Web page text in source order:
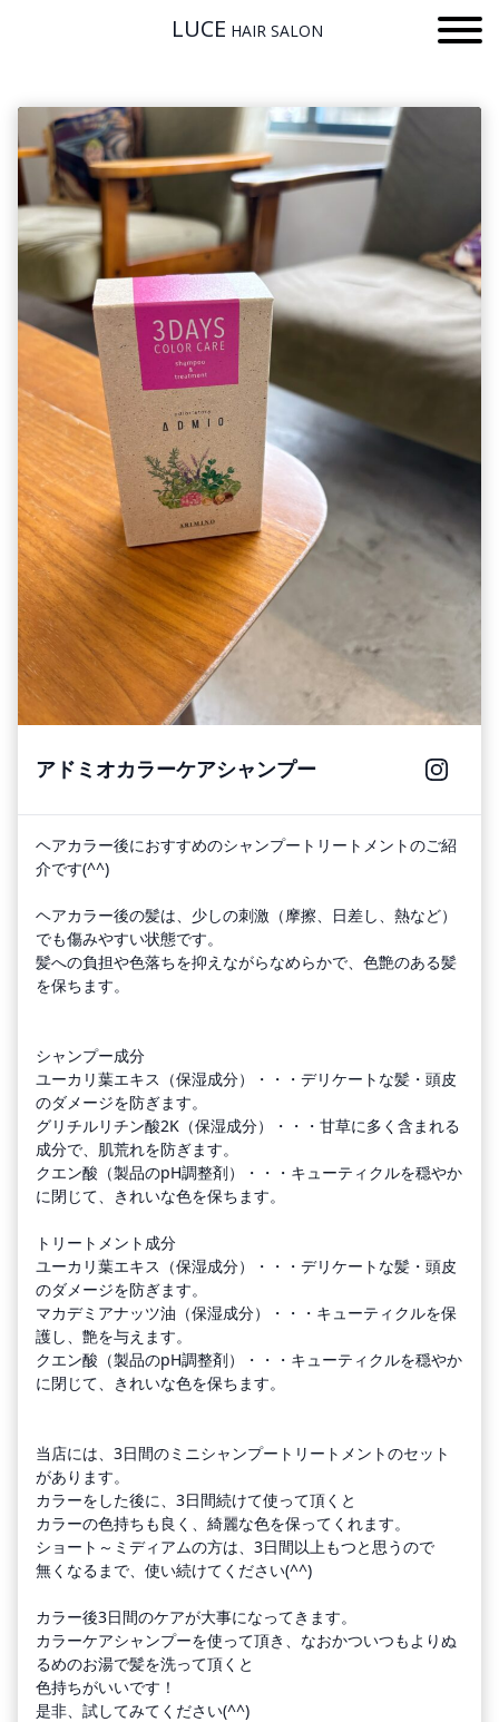
LUCE HAIR SALON
アドミオカラーケアシャンプー
ヘアカラー後におすすめのシャンプートリートメントのご紹
介です(^^)
ヘアカラー後の髪は、少しの刺激（摩擦、日差し、熱など）
でも傷みやすい状態です。
髪への負担や色落ちを抑えながらなめらかで、色艶のある髪
を保ちます。
シャンプー成分
ユーカリ葉エキス（保湿成分）・・・デリケートな髪・頭皮
のダメージを防ぎます。
グリチルリチン酸2K（保湿成分）・・・甘草に多く含まれる
成分で、肌荒れを防ぎます。
クエン酸（製品のpH調整剤）・・・キューティクルを穏やか
に閉じて、きれいな色を保ちます。
トリートメント成分
ユーカリ葉エキス（保湿成分）・・・デリケートな髪・頭皮
のダメージを防ぎます。
マカデミアナッツ油（保湿成分）・・・キューティクルを保
護し、艶を与えます。
クエン酸（製品のpH調整剤）・・・キューティクルを穏やか
に閉じて、きれいな色を保ちます。
当店には、3日間のミニシャンプートリートメントのセット
があります。
カラーをした後に、3日間続けて使って頂くと
カラーの色持ちも良く、綺麗な色を保ってくれます。
ショート～ミディアムの方は、3日間以上もつと思うので
無くなるまで、使い続けてください(^^)
カラー後3日間のケアが大事になってきます。
カラーケアシャンプーを使って頂き、なおかついつもよりぬ
るめのお湯で髪を洗って頂くと
色持ちがいいです！
是非、試してみてください(^^)